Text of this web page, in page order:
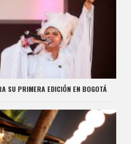
SU PRIMERA EDICIÓN EN BOGOTÁ